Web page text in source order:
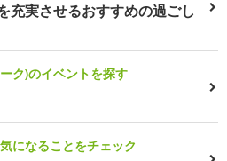
充実させるおすすめの過ごし
ク)のイベントを探す
になることをチェック